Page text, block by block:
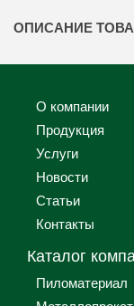
ОПИСАНИЕ
О компании
Продукция
Услуги
Новости
Статьи
Контакты
Каталог
Пиломатериал